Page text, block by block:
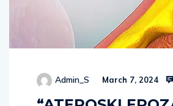
Admin_S March 7, 2024